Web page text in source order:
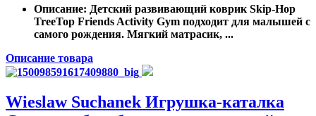
Описание: Детский развивающий коврик Skip-Hop
TreeTop Friends Activity Gym подходит для малышей с
самого рождения. Мягкий матрасик, ...
Описание товара
Wieslaw Suchanek Игрушка-каталка